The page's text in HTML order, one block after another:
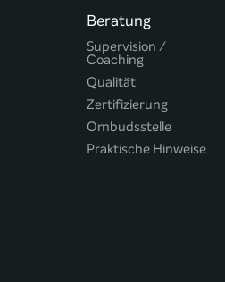
Beratung
Supervision /
Coaching
Qualität
Zertifizierung
Ombudsstelle
Praktische Hinweise